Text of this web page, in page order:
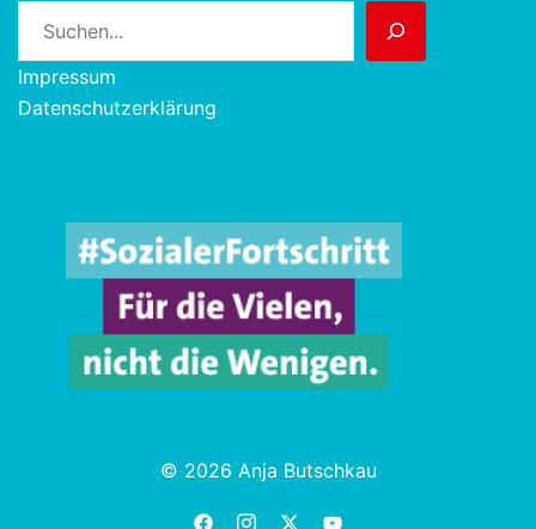
Impressum
Datenschutzerklärung
© 2026 Anja Butschkau